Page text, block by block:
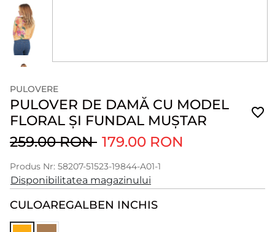
PULOVERE
PULOVER DE DAMĂ CU MODEL
FLORAL ȘI FUNDAL MUȘTAR
259.00 RON 179.00 RON
Produs Nr: 58207-51523-19844-A01-1
Disponibilitatea magazinului
CULOAREGALBEN INCHIS